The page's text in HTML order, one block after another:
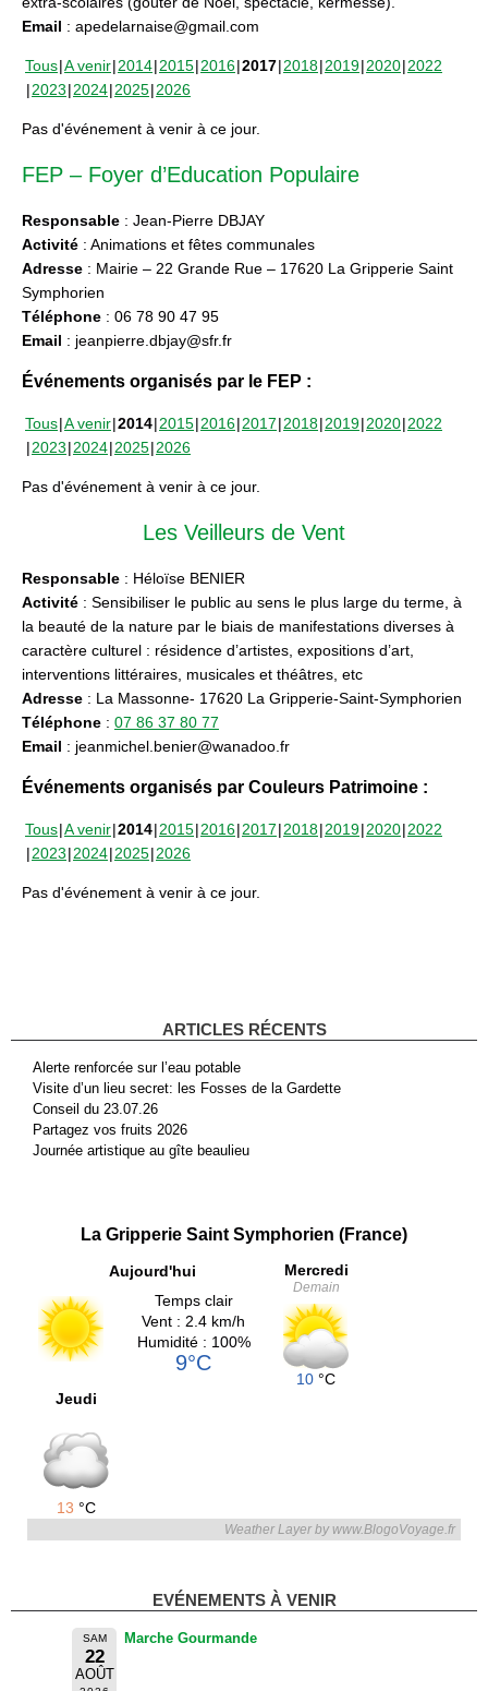
Email : apedelarnaise@gmail.com
Tous A venir 2014 2015 2016 2017 2018 2019 2020 2022
2023 2024 2025 2026
Pas d'événement à venir à ce jour.
FEP – Foyer d’Education Populaire
Responsable : Jean-Pierre DBJAY
Activité : Animations et fêtes communales
Adresse : Mairie – 22 Grande Rue – 17620 La Gripperie Saint
Symphorien
Téléphone : 06 78 90 47 95
Email : jeanpierre.dbjay@sfr.fr
Événements organisés par le FEP :
Tous A venir 2014 2015 2016 2017 2018 2019 2020 2022
2023 2024 2025 2026
Pas d'événement à venir à ce jour.
Les Veilleurs de Vent
Responsable : Héloïse BENIER
Activité : Sensibiliser le public au sens le plus large du terme, à
la beauté de la nature par le biais de manifestations diverses à
caractère culturel : résidence d’artistes, expositions d’art,
interventions littéraires, musicales et théâtres, etc
Adresse : La Massonne- 17620 La Gripperie-Saint-Symphorien
Téléphone : 07 86 37 80 77
Email : jeanmichel.benier@wanadoo.fr
Événements organisés par Couleurs Patrimoine :
Tous A venir 2014 2015 2016 2017 2018 2019 2020 2022
2023 2024 2025 2026
Pas d'événement à venir à ce jour.
ARTICLES RÉCENTS
Alerte renforcée sur l’eau potable
Visite d’un lieu secret: les Fosses de la Gardette
Conseil du 23.07.26
Partagez vos fruits 2026
Journée artistique au gîte beaulieu
La Gripperie Saint Symphorien (France)
Aujourd'hui
Temps clair
Vent : 2.4 km/h
Humidité : 100%
9°C
Mercredi
Demain
10 °C
Jeudi
13 °C
Weather Layer by www.BlogoVoyage.fr
EVÉNEMENTS À VENIR
SAM
22
AOÛT
Marche Gourmande